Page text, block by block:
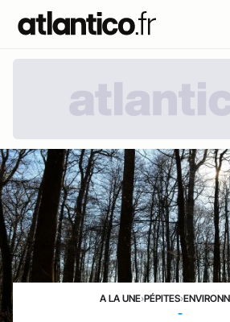
A LA UNE›PÉPITES›
-